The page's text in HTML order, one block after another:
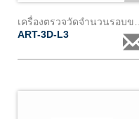
ART-3D-L3